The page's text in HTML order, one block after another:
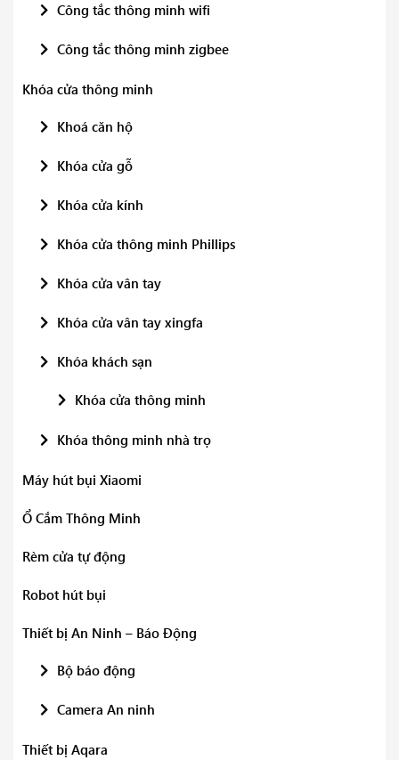
Công tắc thông minh wifi
Công tắc thông minh zigbee
Khóa cửa thông minh
Khoá căn hộ
Khóa cửa gỗ
Khóa cửa kính
Khóa cửa thông minh Phillips
Khóa cửa vân tay
Khóa cửa vân tay xingfa
Khóa khách sạn
Khóa cửa thông minh
Khóa thông minh nhà trọ
Máy hút bụi Xiaomi
Ổ Cắm Thông Minh
Rèm cửa tự động
Robot hút bụi
Thiết bị An Ninh – Báo Động
Bộ báo động
Camera An ninh
Thiết bị Aqara